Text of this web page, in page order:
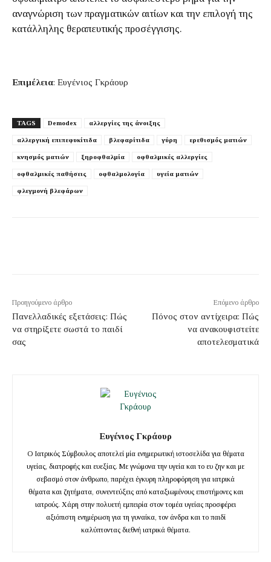
αναγνώριση των πραγματικών αιτίων και την επιλογή της
κατάλληλης θεραπευτικής προσέγγισης.
Επιμέλεια: Ευγένιος Γκράουρ
TAGS Demodex αλλεργίες της άνοιξης
αλλεργική επιπεφυκίτιδα βλεφαρίτιδα γύρη ερεθισμός ματιών
κνησμός ματιών ξηροφθαλμία οφθαλμικές αλλεργίες
οφθαλμικές παθήσεις οφθαλμολογία υγεία ματιών
φλεγμονή βλεφάρων
Προηγούμενο άρθρο
Πανελλαδικές εξετάσεις: Πώς
να στηρίξετε σωστά το παιδί
σας
Επόμενο άρθρο
Πόνος στον αντίχειρα: Πώς
να ανακουφιστείτε
αποτελεσματικά
Ευγένιος Γκράουρ
Ο Ιατρικός Σύμβουλος αποτελεί μία ενημερωτική ιστοσελίδα για θέματα
υγείας, διατροφής και ευεξίας. Με γνώμονα την υγεία και το ευ ζην και με
σεβασμό στον άνθρωπο, παρέχει έγκυρη πληροφόρηση για ιατρικά
θέματα και ζητήματα, συνεντεύξεις από καταξιωμένους επιστήμονες και
ιατρούς. Χάρη στην πολυετή εμπειρία στον τομέα υγείας προσφέρει
αξιόπιστη ενημέρωση για τη γυναίκα, τον άνδρα και το παιδί
καλύπτοντας διεθνή ιατρικά θέματα.